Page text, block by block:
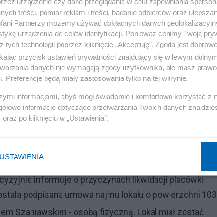
płk. Ryszarda Kuklińskiego zaalarmował
tej stacji. Dyrektor poinformował, żeHanna
znajdującego się w jednym z należących do
zostać zamknięta jeszcze przed wizytą prezydenta
do likwidacji" znajdującym się w wydaniu
który uważa, że jest to "dążenie do zacierania
nie zawiera argumentacji Miasta w tej sprawie.
informuje o przyczynach likwidacji placówki
podpisana umowa najmu lokalu o powierzchni
Szaniawskim - osobą fizyczną. Lokal miał zostać
treści, pomiar reklam i treści, badanie odbiorców oraz
Partnerzy możemy używać dokładnych danych
urządzenia do celów identyfikacji. Ponieważ cenimy Twoją
tych technologii poprzez kliknięcie „Akceptuję”. Zgoda jest
przycisk ustawień prywatności znajdujący się w lewym
danych nie wymagają zgody użytkownika, ale masz
Preferencje będą miały zastosowania tylko na tej witrynie.
informacjami, abyś mógł świadomie i komfortowo korzystać z
informacje dotyczące przetwarzania Twoich danych
oraz po kliknięciu w „Ustawienia”.
USTAWIENIA